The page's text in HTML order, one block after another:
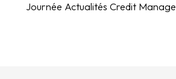
Journée Actualités Credit